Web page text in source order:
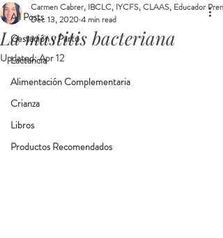
All Posts
Gestación y Parto
Lactancia
Alimentación Complementaria
Crianza
Libros
Productos Recomendados
La mastitis bacteriana
Carmen Cabrer, IBCLC, IYCFS, CLAAS, Educador
Dec 13, 20204 min read
Updated:Apr 12